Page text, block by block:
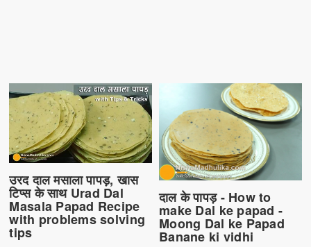
उरद दाल मसाला पापड़, खास
टिप्स के साथ Urad Dal
Masala Papad Recipe
with problems solving
tips
दाल के पापड़ - How to
make Dal ke papad -
Moong Dal ke Papad
Banane ki vidhi